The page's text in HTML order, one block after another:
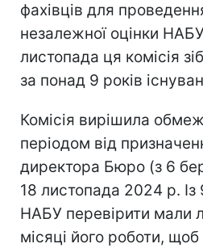
фахівців для
незалежної оцінки
листопада ця комісія
за понад 9 років
Комісія вирішила
періодом від
директора Бюро (з 6
18 листопада 2024 р. Із
НАБУ перевірити мали
місяці його роботи,